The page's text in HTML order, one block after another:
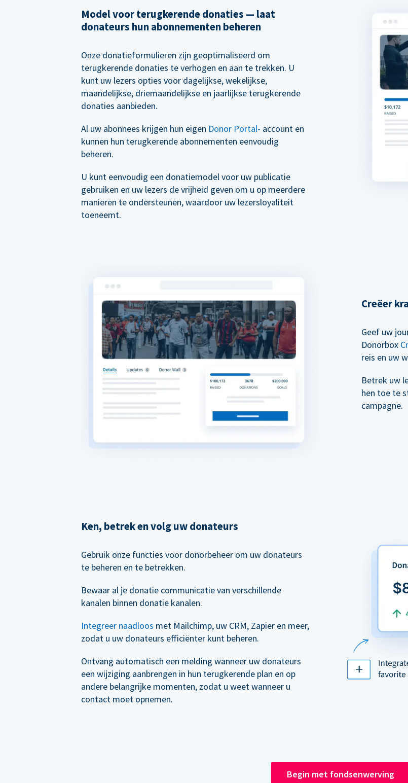
Model voor terugkerende donaties — laat
donateurs hun abonnementen beheren
Onze donatieformulieren zijn geoptimaliseerd om
terugkerende donaties te verhogen en aan te trekken. U
kunt uw lezers opties voor dagelijkse, wekelijkse,
maandelijkse, driemaandelijkse en jaarlijkse terugkerende
donaties aanbieden.
Al uw abonnees krijgen hun eigen Donor Portal- account en
kunnen hun terugkerende abonnementen eenvoudig
beheren.
U kunt eenvoudig een donatiemodel voor uw publicatie
gebruiken en uw lezers de vrijheid geven om u op meerdere
manieren te ondersteunen, waardoor uw lezersloyaliteit
toeneemt.
Creëer
Geef uw
Donorbox
reis en uw
Betrek uw
hen toe te
campagne.
Ken, betrek en volg uw donateurs
Gebruik onze functies voor donorbeheer om uw donateurs
te beheren en te betrekken.
Bewaar al je donatie communicatie van verschillende
kanalen binnen donatie kanalen.
Integreer naadloos met Mailchimp, uw CRM, Zapier en meer,
zodat u uw donateurs efficiënter kunt beheren.
Ontvang automatisch een melding wanneer uw donateurs
een wijziging aanbrengen in hun terugkerende plan en op
andere belangrijke momenten, zodat u weet wanneer u
contact moet opnemen.
Begin met fondsenwerving